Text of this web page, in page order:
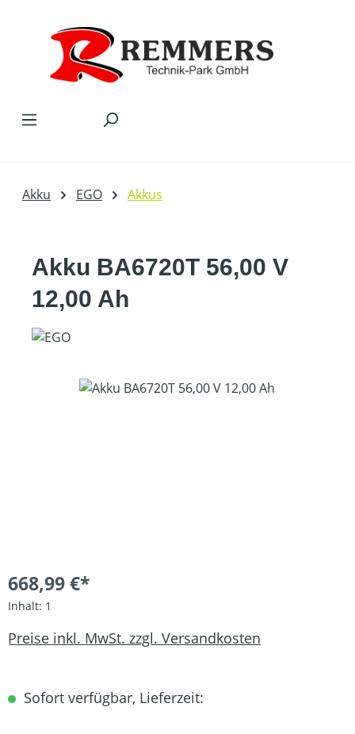
Akku EGO Akkus
Akku BA6720T 56,00 V
12,00 Ah
Bildergalerie überspringen
668,99 €*
Inhalt: 1
Preise inkl. MwSt. zzgl. Versandkosten
Sofort verfügbar, Lieferzeit: